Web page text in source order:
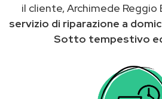
il cliente, Archimede Reggio
servizio di riparazione a
Sotto tempestivo